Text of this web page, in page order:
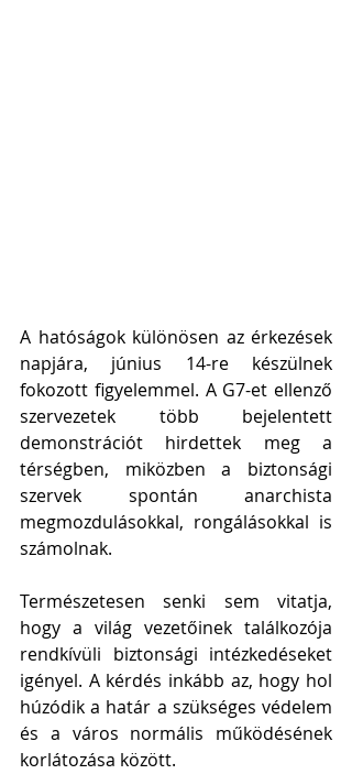
A hatóságok különösen az érkezések
napjára, június 14-re készülnek
fokozott figyelemmel. A G7-et ellenző
szervezetek több bejelentett
demonstrációt hirdettek meg a
térségben, miközben a biztonsági
szervek spontán anarchista
megmozdulásokkal, rongálásokkal is
számolnak.
Természetesen senki sem vitatja,
hogy a világ vezetőinek találkozója
rendkívüli biztonsági intézkedéseket
igényel. A kérdés inkább az, hogy hol
húzódik a határ a szükséges védelem
és a város normális működésének
korlátozása között.